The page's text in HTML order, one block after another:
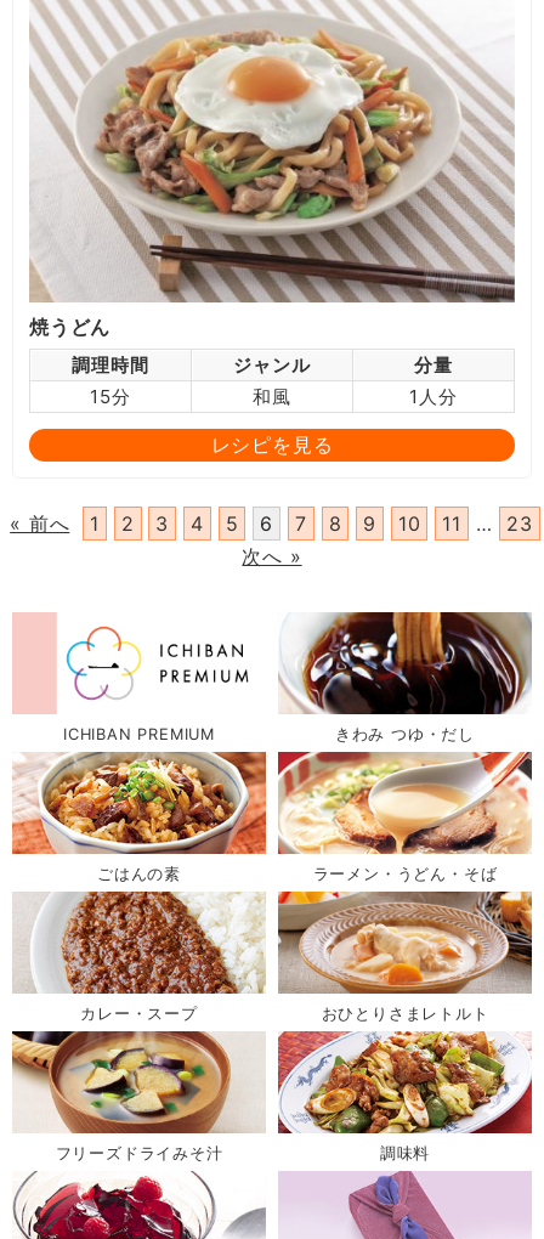
焼うどん
調理時間 ジャンル
分量
15分
和風 1人分
レシピを見る
« 前へ 1 2 3 4 5 6 7 8 9 10 11 …
23
次へ »
ICHIBAN PREMIUM きわみ つゆ・だし
ごはんの素 ラーメン・うどん・そば
カレー・スープ おひとりさまレトルト
フリーズドライみそ汁 調味料